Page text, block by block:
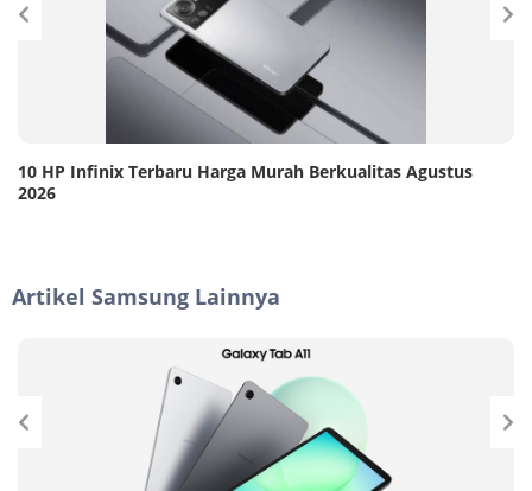
10 HP Infinix Terbaru Harga Murah Berkualitas Agustus
2026
Artikel Samsung Lainnya